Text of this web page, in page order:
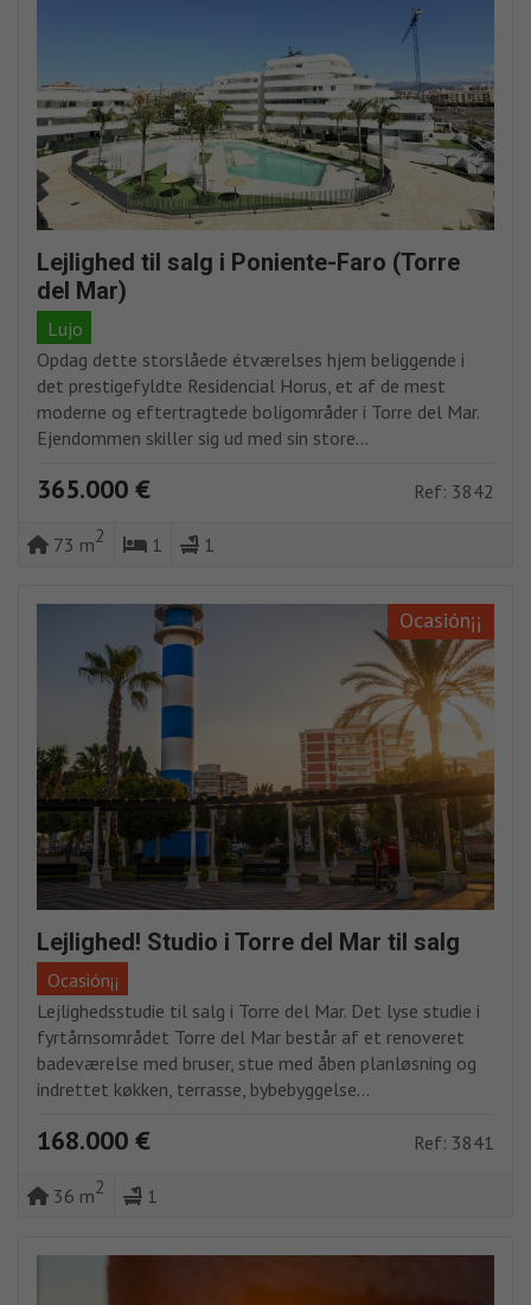
Lejlighed til salg i Poniente-Faro (Torre
del Mar)
Lujo
Opdag dette storslåede étværelses hjem beliggende i
det prestigefyldte Residencial Horus, et af de mest
moderne og eftertragtede boligområder i Torre del Mar.
Ejendommen skiller sig ud med sin store...
365.000 € Ref: 3842
73 m2 1 1
Ocasión¡¡
Lejlighed! Studio i Torre del Mar til salg
Ocasión¡¡
Lejlighedsstudie til salg i Torre del Mar. Det lyse studie i
fyrtårnsområdet Torre del Mar består af et renoveret
badeværelse med bruser, stue med åben planløsning og
indrettet køkken, terrasse, bybebyggelse...
168.000 € Ref: 3841
36 m2 1